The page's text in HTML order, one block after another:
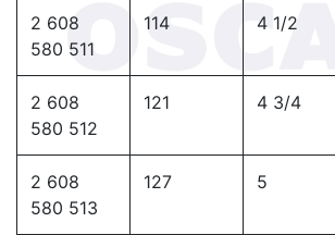
2 608
580 511
114 4 1/2
2 608
580 512
121 4 3/4
2 608
580 513
127 5